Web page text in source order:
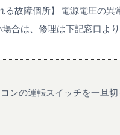
故障個所】 電源電圧の
合は、修理は下記窓口より
ンの運転スイッチを一旦